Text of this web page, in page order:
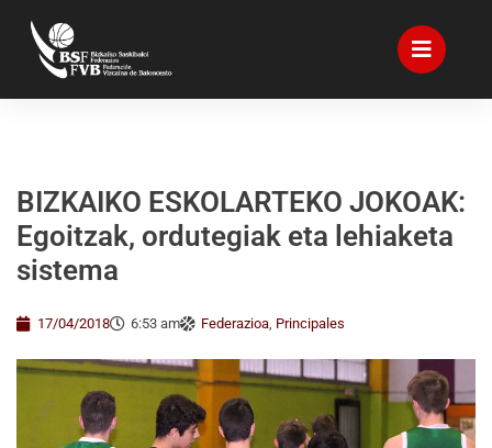
BIZKAIKO ESKOLARTEKO JOKOAK:
Egoitzak, ordutegiak eta lehiaketa
sistema
17/04/2018 6:53 am Federazioa, Principales